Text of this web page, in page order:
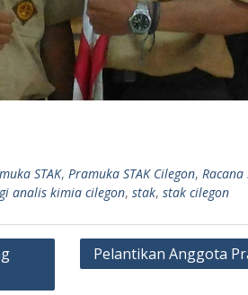
STAK, Pramuka STAK Cilegon, Racana
analis kimia cilegon, stak, stak cilegon
Pelantikan Anggota